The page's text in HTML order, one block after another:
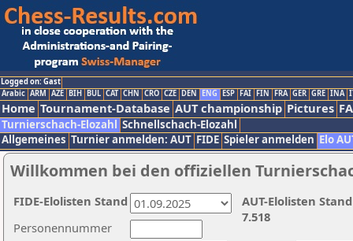
Logged on: Gast
Arabic ARM AZE BIH BUL CAT CHN CRO CZE DEN ENG ESP FAI FIN FRA GER GRE INA
Home Tournament-Database AUT championship Pictures
Turnierschach-Elozahl Schnellschach-Elozahl
Allgemeines Turnier anmelden: AUT FIDE Spieler anmelden Elo
Willkommen bei den offiziellen
Personennummer
AUT-Elolisten
7.518
FIDE-Elolisten Stand